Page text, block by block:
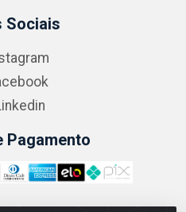
Sociais
Pagamento